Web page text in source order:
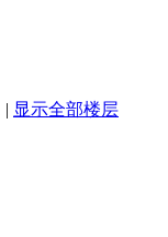
| 显示全部楼层